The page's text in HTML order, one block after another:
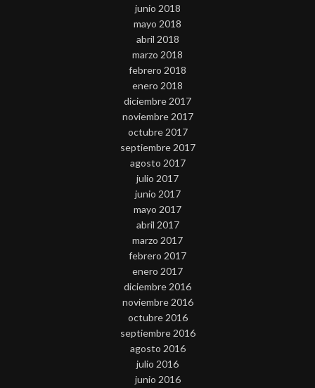
junio 2018
mayo 2018
abril 2018
marzo 2018
febrero 2018
enero 2018
diciembre 2017
noviembre 2017
octubre 2017
septiembre 2017
agosto 2017
julio 2017
junio 2017
mayo 2017
abril 2017
marzo 2017
febrero 2017
enero 2017
diciembre 2016
noviembre 2016
octubre 2016
septiembre 2016
agosto 2016
julio 2016
junio 2016